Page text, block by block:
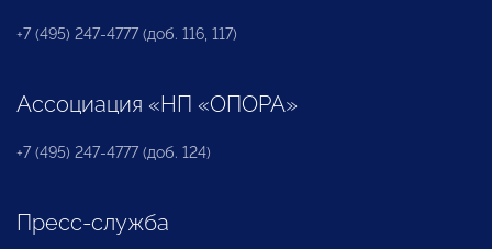
+7 (495) 247-4777 (доб. 116, 117)
Ассоциация «НП «ОПОРА»
+7 (495) 247-4777 (доб. 124)
Пресс-служба